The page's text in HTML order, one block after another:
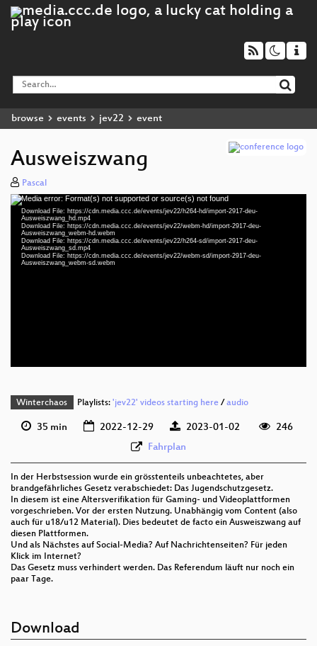
browse events jev22 event
Ausweiszwang
Pascal
Video
Player
Media error: Format(s) not supported or source(s) not found
Download File: https://cdn.media.ccc.de/events/jev22/h264-hd/import-2917-deu-
Ausweiszwang_hd.mp4
Download File: https://cdn.media.ccc.de/events/jev22/webm-hd/import-2917-deu-
Ausweiszwang_webm-hd.webm
Download File: https://cdn.media.ccc.de/events/jev22/h264-sd/import-2917-deu-
Ausweiszwang_sd.mp4
Download File: https://cdn.media.ccc.de/events/jev22/webm-sd/import-2917-deu-
Ausweiszwang_webm-sd.webm
Winterchaos Playlists: 'jev22' videos starting here/ audio
35 min 2022-12-29 2023-01-02
246
Fahrplan
In der Herbstsession wurde ein grösstenteils unbeachtetes, aber
brandgefährliches Gesetz verabschiedet: Das Jugendschutzgesetz.
In diesem ist eine Altersverifikation für Gaming- und Videoplattformen
vorgeschrieben. Vor der ersten Nutzung. Unabhängig vom Content (also
auch für u18/u12 Material). Dies bedeutet de facto ein Ausweiszwang auf
diesen Plattformen.
Und als Nächstes auf Social-Media? Auf Nachrichtenseiten? Für jeden
Klick im Internet?
Das Gesetz muss verhindert werden. Das Referendum läuft nur noch ein
paar Tage.
Download